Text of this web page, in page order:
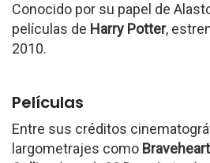
Conocido por su papel de
películas de Harry Potter,
2010.
Películas
Entre sus créditos
largometrajes como Braveheart